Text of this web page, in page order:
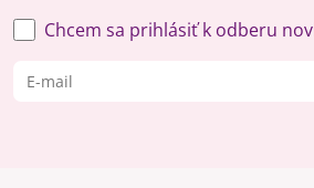
Chcem sa prihlásiť k odberu